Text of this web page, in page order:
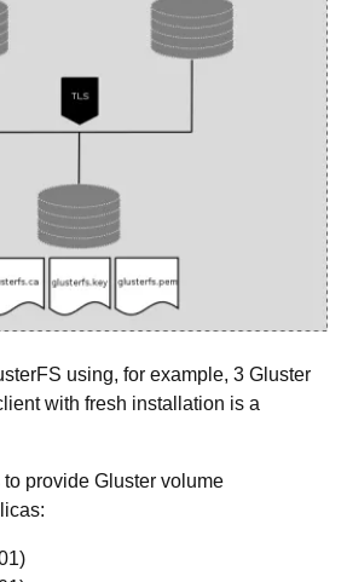
using, for example, 3 Gluster
with fresh installation is a
provide Gluster volume